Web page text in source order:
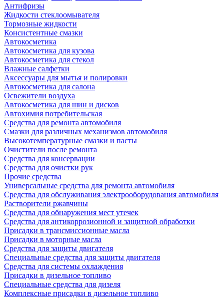
Антифризы
Жидкости стеклоомывателя
Тормозные жидкости
Консистентные смазки
Автокосметика
Автокосметика для кузова
Автокосметика для стекол
Влажные салфетки
Аксессуары для мытья и полировки
Автокосметика для салона
Освежители воздуха
Автокосметика для шин и дисков
Автохимия потребительская
Средства для ремонта автомобиля
Смазки для различных механизмов автомобиля
Высокотемпературные смазки и пасты
Очистители после ремонта
Средства для консервации
Средства для очистки рук
Прочие средства
Универсальные средства для ремонта автомобиля
Средства для обслуживания электрооборудования автомобиля
Растворители ржавчины
Средства для обнаружения мест утечек
Средства для антикоррозионной и защитной обработки
Присадки в трансмиссионные масла
Присадки в моторные масла
Средства для защиты двигателя
Специальныe средства для защиты двигателя
Средства для системы охлаждения
Присадки в дизельное топливо
Спeциальные средства для дизеля
Комплексные присадки в дизельное топливо